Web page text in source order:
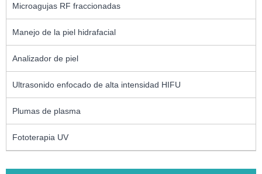
Microagujas RF fraccionadas
Manejo de la piel hidrafacial
Analizador de piel
Ultrasonido enfocado de alta intensidad HIFU
Plumas de plasma
Fototerapia UV